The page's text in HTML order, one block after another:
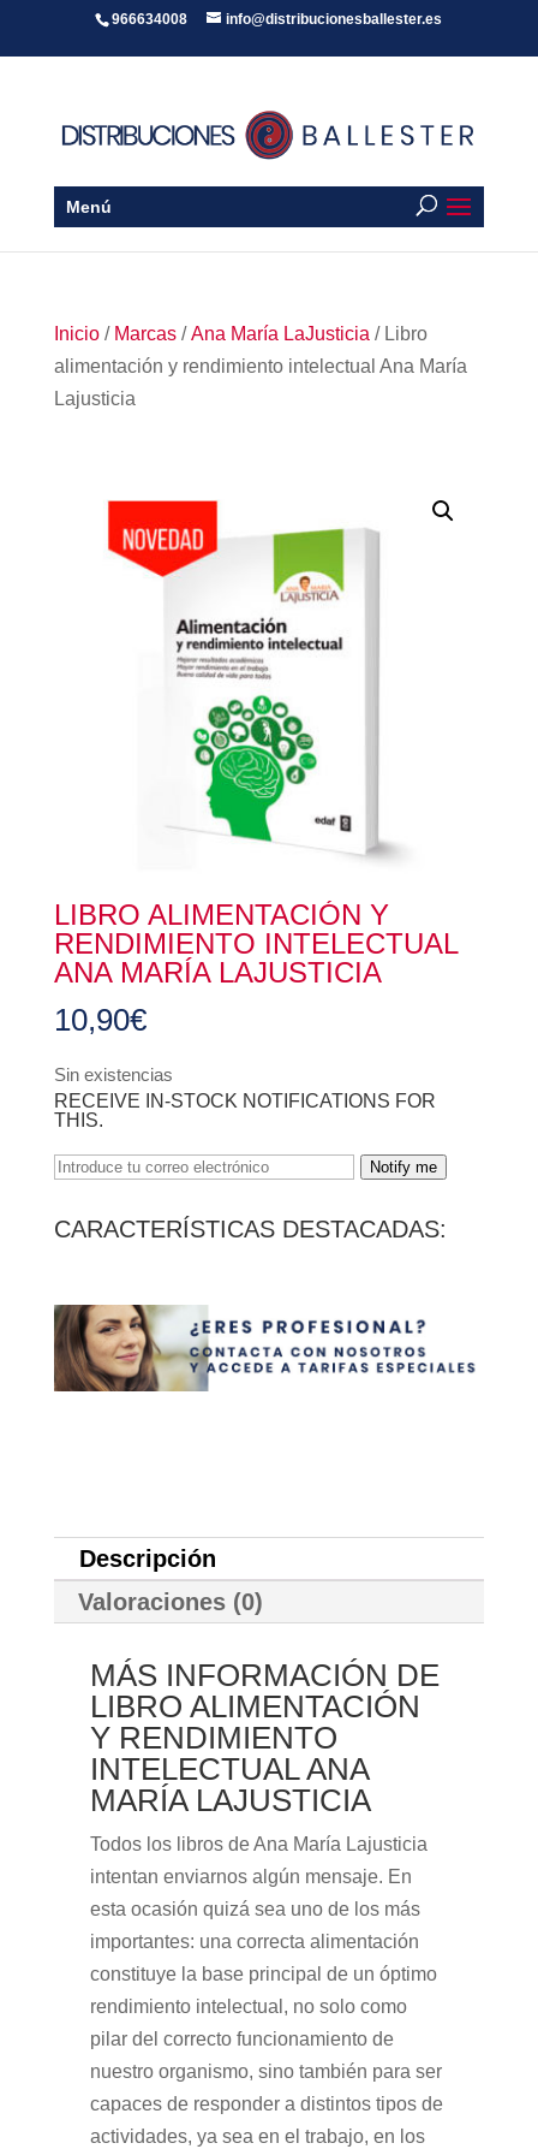
966634008 info@distribucionesballester.es
Menú
Inicio/ Marcas/Ana María LaJusticia / Libro
alimentación y rendimiento intelectual Ana María
Lajusticia
LIBRO ALIMENTACIÓN Y
RENDIMIENTO INTELECTUAL
ANA MARÍA LAJUSTICIA
10,90€
Sin existencias
RECEIVE IN-STOCK NOTIFICATIONS FOR
THIS.
Notify me
CARACTERÍSTICAS DESTACADAS:
Descripción
Valoraciones (0)
MÁS INFORMACIÓN DE
LIBRO ALIMENTACIÓN
Y RENDIMIENTO
INTELECTUAL ANA
MARÍA LAJUSTICIA
Todos los libros de Ana María Lajusticia
intentan enviarnos algún mensaje. En
esta ocasión quizá sea uno de los más
importantes: una correcta alimentación
constituye la base principal de un óptimo
rendimiento intelectual, no solo como
pilar del correcto funcionamiento de
nuestro organismo, sino también para ser
capaces de responder a distintos tipos de
actividades, ya sea en el trabajo, en los